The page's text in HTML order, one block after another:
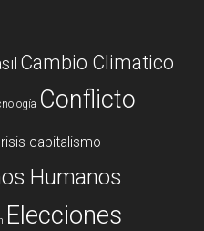
Cambio Climatico
Conflicto
capitalismo
Humanos
Elecciones